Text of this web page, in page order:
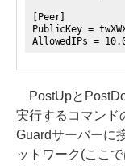
[Peer]
PublicKey =
AllowedIPs
PostUpと
実行するコマンド
Guardサーバーに
ットワーク(ここ